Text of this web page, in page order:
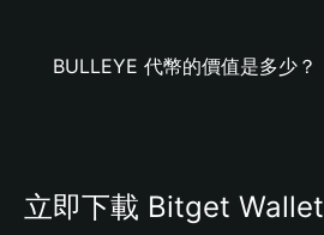
BULLEYE 代幣的價值是多少？
立即下載 Bitget Wallet